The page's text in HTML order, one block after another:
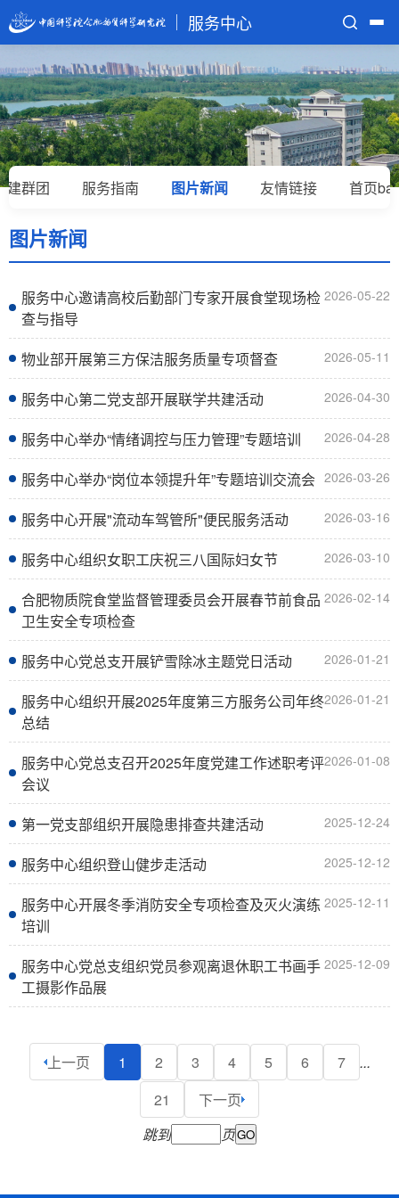
服务中心
首页
部门介绍
业务部门
规章制度
服务电话
建群团 服务指南 图片新闻 友情链接 首页
图片新闻
服务中心邀请高校后勤部门专家开展食堂现场检
查与指导
2026-05-22
物业部开展第三方保洁服务质量专项督查 2026-05-11
服务中心第二党支部开展联学共建活动 2026-04-30
服务中心举办“情绪调控与压力管理”专题培训 2026-04-28
服务中心举办“岗位本领提升年”专题培训交流会 2026-03-26
服务中心开展"流动车驾管所"便民服务活动 2026-03-16
服务中心组织女职工庆祝三八国际妇女节 2026-03-10
合肥物质院食堂监督管理委员会开展春节前食品
卫生安全专项检查
2026-02-14
服务中心党总支开展铲雪除冰主题党日活动 2026-01-21
服务中心组织开展2025年度第三方服务公司年终
总结
2026-01-21
服务中心党总支召开2025年度党建工作述职考评
会议
2026-01-08
第一党支部组织开展隐患排查共建活动 2025-12-24
服务中心组织登山健步走活动 2025-12-12
服务中心开展冬季消防安全专项检查及灭火演练
培训
2025-12-11
服务中心党总支组织党员参观离退休职工书画手
工摄影作品展
2025-12-09
上一页 1 2 3 4 5 6 7
...
21
下一页
跳到
页